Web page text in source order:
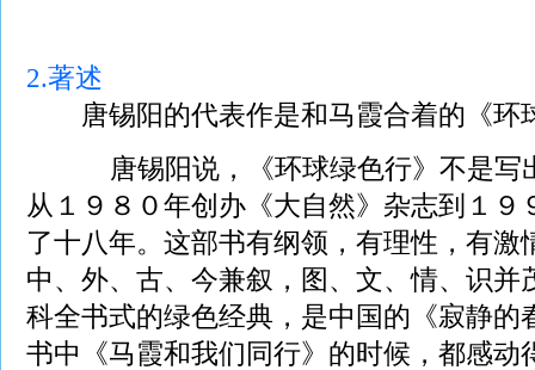
2.著述
唐锡阳的代表作是和马霞合着的《环
唐锡阳说，《环球绿色行》不是写
从１９８０年创办《大自然》杂志到１９
了十八年。这部书有纲领，有理性，有激
中、外、古、今兼叙，图、文、情、识并
科全书式的绿色经典，是中国的《寂静的
书中《马霞和我们同行》的时候，都感动